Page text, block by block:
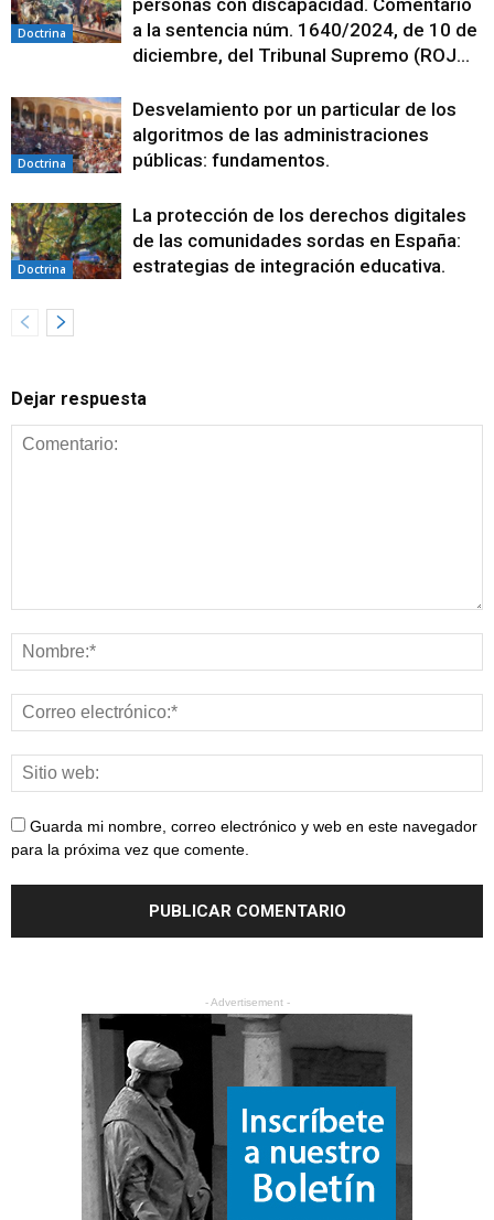
Doctrina
personas con discapacidad. Comentario
a la sentencia núm. 1640/2024, de 10 de
diciembre, del Tribunal Supremo (ROJ...
Doctrina
Desvelamiento por un particular de los
algoritmos de las administraciones
públicas: fundamentos.
Doctrina
La protección de los derechos digitales
de las comunidades sordas en España:
estrategias de integración educativa.
Dejar respuesta
Guarda mi nombre, correo electrónico y web en este navegador
para la próxima vez que comente.
- Advertisement -